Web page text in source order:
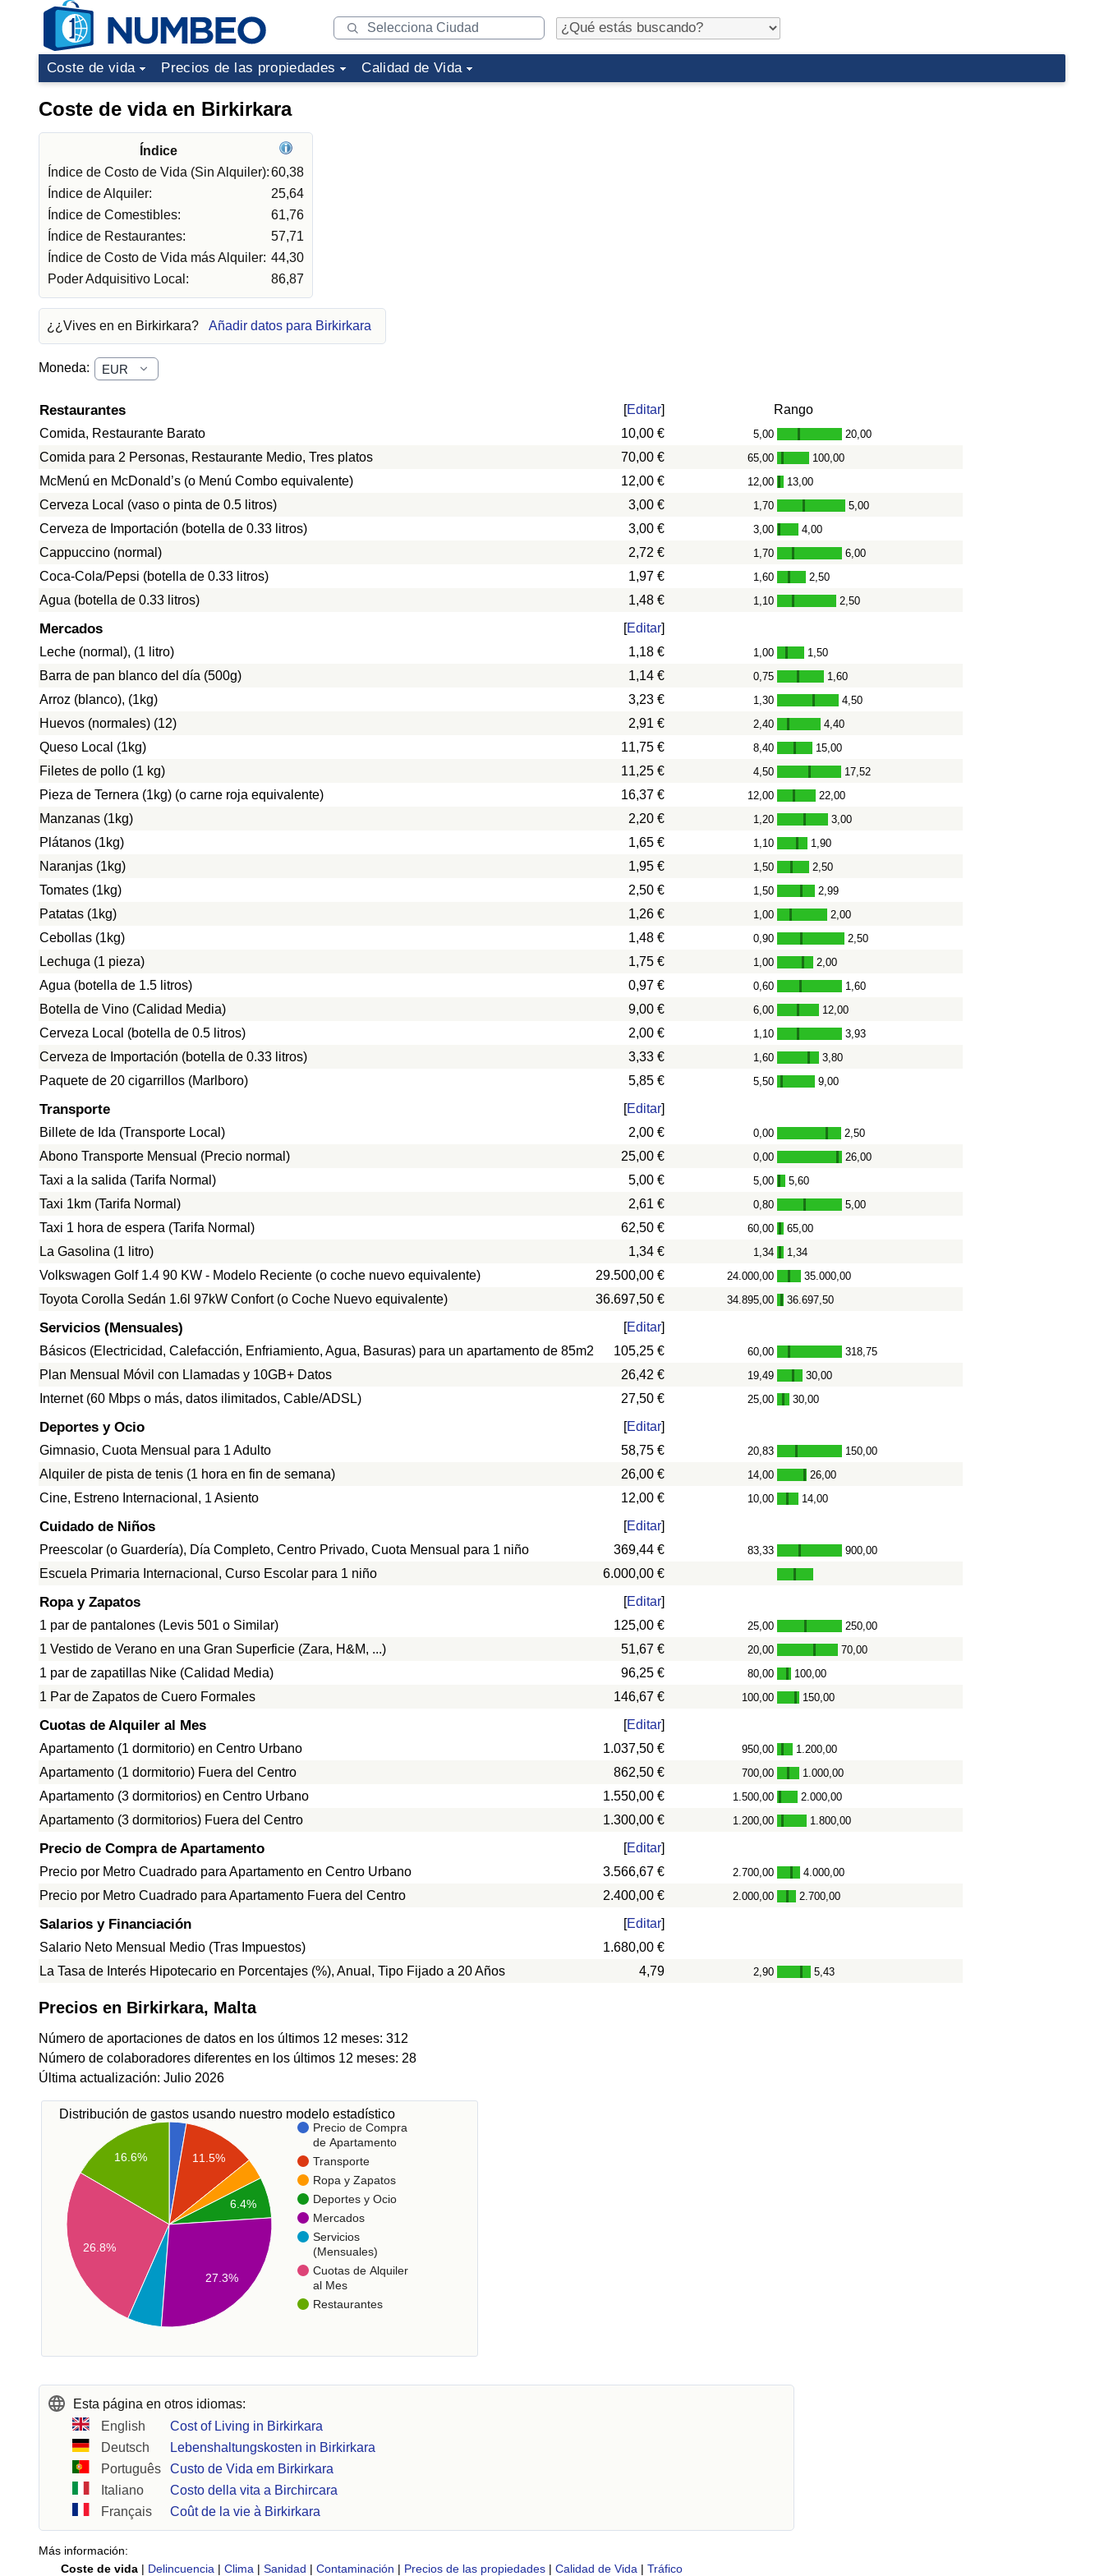
Coste de vida Precios de las propiedades Calidad de Vida
Coste de vida en Birkirkara
Índice
Índice de Costo de Vida (Sin Alquiler):60,38
Índice de Alquiler:
25,64
Índice de Comestibles:
61,76
Índice de Restaurantes:
57,71
Índice de Costo de Vida más Alquiler: 44,30
Poder Adquisitivo Local:
86,87
¿¿Vives en en Birkirkara? Añadir datos para Birkirkara
Moneda:
Restaurantes [Editar]
Rango
Comida, Restaurante Barato
10,00 € 5,00 - 20,00
Comida para 2 Personas, Restaurante Medio, Tres platos 70,00 € 65,00 - 100,00
McMenú en McDonald’s (o Menú Combo equivalente) 12,00 € 12,00 - 13,00
Cerveza Local (vaso o pinta de 0.5 litros) 3,00 € 1,70 - 5,00
Cerveza de Importación (botella de 0.33 litros) 3,00 € 3,00 - 4,00
Cappuccino (normal) 2,72 € 1,70 - 6,00
Coca-Cola/Pepsi (botella de 0.33 litros) 1,97 € 1,60 - 2,50
Agua (botella de 0.33 litros) 1,48 € 1,10 - 2,50
Mercados [Editar]
Leche (normal), (1 litro)
1,18 € 1,00 - 1,50
Barra de pan blanco del día (500g) 1,14 € 0,75 - 1,60
Arroz (blanco), (1kg) 3,23 € 1,30 - 4,50
Huevos (normales) (12) 2,91 € 2,40 - 4,40
Queso Local (1kg) 11,75 € 8,40 - 15,00
Filetes de pollo (1 kg) 11,25 € 4,50 - 17,52
Pieza de Ternera (1kg) (o carne roja equivalente) 16,37 € 12,00 - 22,00
Manzanas (1kg) 2,20 € 1,20 - 3,00
Plátanos (1kg) 1,65 € 1,10 - 1,90
Naranjas (1kg) 1,95 € 1,50 - 2,50
Tomates (1kg) 2,50 € 1,50 - 2,99
Patatas (1kg) 1,26 € 1,00 - 2,00
Cebollas (1kg) 1,48 € 0,90 - 2,50
Lechuga (1 pieza) 1,75 € 1,00 - 2,00
Agua (botella de 1.5 litros) 0,97 € 0,60 - 1,60
Botella de Vino (Calidad Media) 9,00 € 6,00 - 12,00
Cerveza Local (botella de 0.5 litros) 2,00 € 1,10 - 3,93
Cerveza de Importación (botella de 0.33 litros) 3,33 € 1,60 - 3,80
Paquete de 20 cigarrillos (Marlboro) 5,85 € 5,50 - 9,00
Transporte [Editar]
Billete de Ida (Transporte Local)
2,00 € 0,00 - 2,50
Abono Transporte Mensual (Precio normal) 25,00 € 0,00 - 26,00
Taxi a la salida (Tarifa Normal) 5,00 € 5,00 - 5,60
Taxi 1km (Tarifa Normal) 2,61 € 0,80 - 5,00
Taxi 1 hora de espera (Tarifa Normal) 62,50 € 60,00 - 65,00
La Gasolina (1 litro) 1,34 € 1,34 - 1,34
Volkswagen Golf 1.4 90 KW - Modelo Reciente (o coche nuevo equivalente) 29.500,00 € 24.000,00 - 35.000,00
Toyota Corolla Sedán 1.6l 97kW Confort (o Coche Nuevo equivalente) 36.697,50 € 34.895,00 - 36.697,50
Servicios (Mensuales) [Editar]
Básicos (Electricidad, Calefacción, Enfriamiento, Agua, Basuras) para un apartamento de 85m2
105,25 € 60,00 - 318,75
Plan Mensual Móvil con Llamadas y 10GB+ Datos 26,42 € 19,49 - 30,00
Internet (60 Mbps o más, datos ilimitados, Cable/ADSL) 27,50 € 25,00 - 30,00
Deportes y Ocio [Editar]
Gimnasio, Cuota Mensual para 1 Adulto
58,75 € 20,83 - 150,00
Alquiler de pista de tenis (1 hora en fin de semana) 26,00 € 14,00 - 26,00
Cine, Estreno Internacional, 1 Asiento 12,00 € 10,00 - 14,00
Cuidado de Niños [Editar]
Preescolar (o Guardería), Día Completo, Centro Privado, Cuota Mensual para 1 niño
369,44 € 83,33 - 900,00
Escuela Primaria Internacional, Curso Escolar para 1 niño 6.000,00 €
Ropa y Zapatos [Editar]
1 par de pantalones (Levis 501 o Similar)
125,00 € 25,00 - 250,00
1 Vestido de Verano en una Gran Superficie (Zara, H&M, ...) 51,67 € 20,00 - 70,00
1 par de zapatillas Nike (Calidad Media) 96,25 € 80,00 - 100,00
1 Par de Zapatos de Cuero Formales 146,67 € 100,00 - 150,00
Cuotas de Alquiler al Mes [Editar]
Apartamento (1 dormitorio) en Centro Urbano
1.037,50 € 950,00 - 1.200,00
Apartamento (1 dormitorio) Fuera del Centro 862,50 € 700,00 - 1.000,00
Apartamento (3 dormitorios) en Centro Urbano 1.550,00 € 1.500,00 - 2.000,00
Apartamento (3 dormitorios) Fuera del Centro 1.300,00 € 1.200,00 - 1.800,00
Precio de Compra de Apartamento [Editar]
Precio por Metro Cuadrado para Apartamento en Centro Urbano
3.566,67 € 2.700,00 - 4.000,00
Precio por Metro Cuadrado para Apartamento Fuera del Centro 2.400,00 € 2.000,00 - 2.700,00
Salarios y Financiación [Editar]
Salario Neto Mensual Medio (Tras Impuestos)
1.680,00 €
La Tasa de Interés Hipotecario en Porcentajes (%), Anual, Tipo Fijado a 20 Años
4,79 2,90 - 5,43
Precios en Birkirkara, Malta
Número de aportaciones de datos en los últimos 12 meses: 312
Número de colaboradores diferentes en los últimos 12 meses: 28
Última actualización: Julio 2026
Distribución de gastos usando nuestro modelo estadístico
Precio de Compra
de Apartamento
Transporte
Ropa y Zapatos
Deportes y Ocio
Mercados
Servicios
(Mensuales)
Cuotas de Alquiler
al Mes
Restaurantes
11.5%
6.4%
16.6%
26.8%
27.3%
Esta página en otros idiomas:
English
Cost of Living in Birkirkara
Deutsch
Lebenshaltungskosten in Birkirkara
Português
Custo de Vida em Birkirkara
Italiano
Costo della vita a Birchircara
Français
Coût de la vie à Birkirkara
Más información:
Coste de vida | Delincuencia | Clima | Sanidad | Contaminación | Precios de las propiedades | Calidad de Vida | Tráfico